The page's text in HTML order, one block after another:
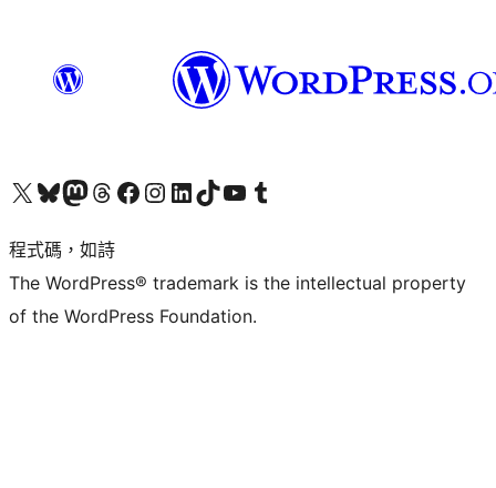
查看我們的 X (之前的 Twitter) 帳號造訪我們的 Bluesky 帳號造訪我們的 Mastodon 帳號造訪我們的 Threads 帳號 造訪我們的 Facebook 粉絲專頁Visit our Instagram account
Visit our LinkedIn account
造訪我們的 TikTok 帳號Visit our YouTube channel
造訪我們的 Tumblr 帳號
程式碼，如詩
The WordPress® trademark is the intellectual property
of the WordPress Foundation.